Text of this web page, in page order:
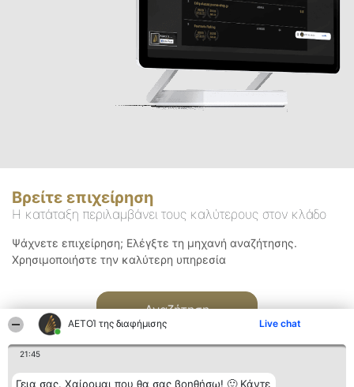
ΑΕΤΟΊ της διαφήμισης Live chat
21:45
Γεια σας. Χαίρομαι που θα σας βοηθήσω! 🙂 Κάντε
Βρείτε επιχείρηση
Η κατάταξη περιλαμβάνει τους καλύτερους στον κλάδο
Ψάχνετε επιχείρηση; Ελέγξτε τη μηχανή αναζήτησης.
Χρησιμοποιήστε την καλύτερη υπηρεσία
Αναζήτηση